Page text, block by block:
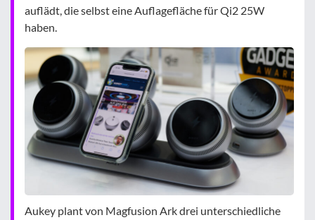
auflädt, die selbst eine Auflagefläche für Qi2 25W
haben.
Aukey plant von Magfusion Ark drei unterschiedliche